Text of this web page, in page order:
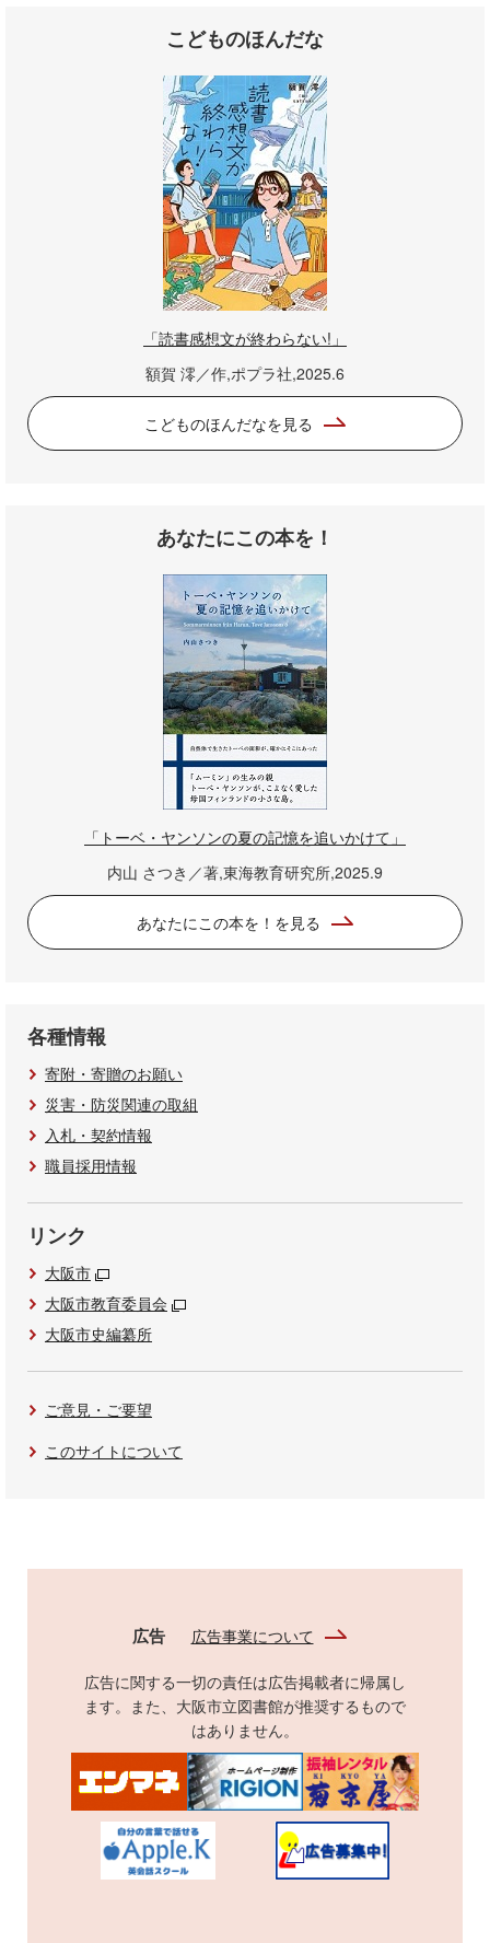
こどものほんだな
「読書感想文が終わらない!」
額賀 澪／作,ポプラ社,2025.6
こどものほんだなを見る
あなたにこの本を！
「トーベ・ヤンソンの夏の記憶を追いかけて」
内山 さつき／著,東海教育研究所,2025.9
あなたにこの本を！を見る
各種情報
寄附・寄贈のお願い
災害・防災関連の取組
入札・契約情報
職員採用情報
リンク
大阪市
大阪市教育委員会
大阪市史編纂所
ご意見・ご要望
このサイトについて
広告 広告事業について
広告に関する一切の責任は広告掲載者に帰属し
ます。また、大阪市立図書館が推奨するもので
はありません。